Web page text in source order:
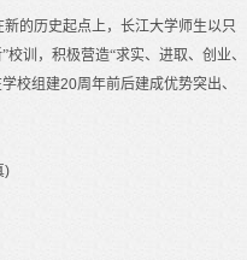
的历史起点上，长江大学师生以只
训，积极营造“求实、进取、创业、
校组建20周年前后建成优势突出、
)